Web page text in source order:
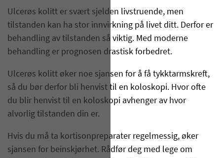
Ulcerøs kolitt er svært sjelden livstruende, men
tilstanden kan ha stor innvirkning på livet ditt. Derfor er
behandling av tilstanden så viktig. Med moderne
behandling er prognosen drastisk forbedret.
Ulcerøs kolitt øker noe sjansen for å få tykktarmskreft,
så du bør derfor bli henvist til en koloskopi. Hvor ofte
du blir henvist til en koloskopi avhenger av hvor
alvorlig tilstanden din er.
Hvis du må ta kortisonpreparater regelmessig, øker
sjansen for beinskjørhet. Rådfør deg med lege om